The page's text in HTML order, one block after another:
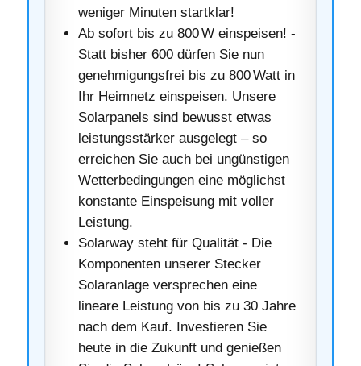
weniger Minuten startklar!
Ab sofort bis zu 800 W einspeisen! -
Statt bisher 600 dürfen Sie nun
genehmigungsfrei bis zu 800 Watt in
Ihr Heimnetz einspeisen. Unsere
Solarpanels sind bewusst etwas
leistungsstärker ausgelegt – so
erreichen Sie auch bei ungünstigen
Wetterbedingungen eine möglichst
konstante Einspeisung mit voller
Leistung.
Solarway steht für Qualität - Die
Komponenten unserer Stecker
Solaranlage versprechen eine
lineare Leistung von bis zu 30 Jahre
nach dem Kauf. Investieren Sie
heute in die Zukunft und genießen